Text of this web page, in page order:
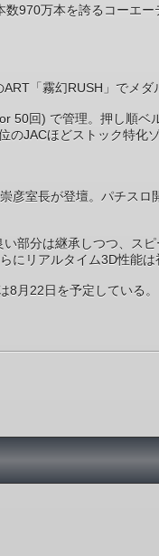
数970万本を誇るコーエ
「霧幻RUSH」でメダ
50回) で管理。押し順
のJACほどストック特化
彦室長が登壇。パチス
部分は継承しつつ、ス
にリアルタイム3D性能
8月22日を予定している。